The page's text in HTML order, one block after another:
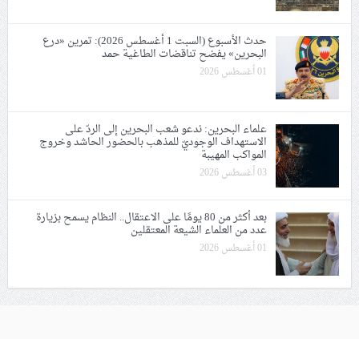
حدث الأسبوع (السبت 1 أغسطس 2026): تمرين «درع
البحرين» يفضح تناقضات الطاغية حمد
01 أغسطس 2026
علماء البحرين: ندعو شعب البحرين إلى الردّ على
الاستهداف الوجوديّ للمذهب بالحضور الحاشد وخروج
المواكب المهيبة
03 أغسطس 2026
بعد أكثر من 80 يومًا على الاعتقال.. النظام يسمح بزيارة
عدد من العلماء الشيعة المعتقلين
01 أغسطس 2026